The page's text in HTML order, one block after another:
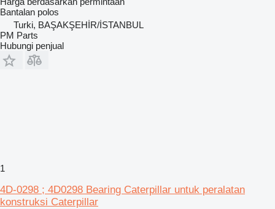
Bantalan polos
Turki, BAŞAKŞEHİR/İSTANBUL
PM Parts
Hubungi penjual
1
4D-0298 ; 4D0298 Bearing Caterpillar untuk peralatan
konstruksi Caterpillar